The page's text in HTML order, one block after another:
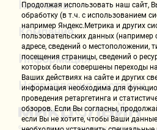
Контакты
Компания
Информация
Направления доставки
Продолжая использовать наш cайт,
обработку (в т.ч. с использованием
например Яндекс.Метрика и других
пользовательских данных (например
адресе, сведений о местоположении,
посещения страницы, сведений о
которых были совершены переходы
Ваших действиях на сайте и других
информация необходима для
проведения ретаргетинга и
обзоров. Если Вы согласны,
если Вы не хотите, чтобы Ваши